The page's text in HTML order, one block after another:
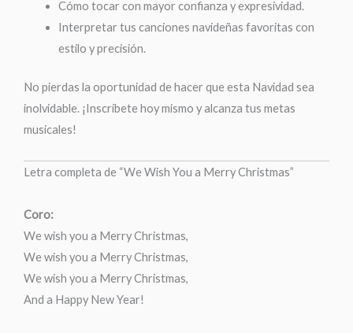
Cómo tocar con mayor confianza y expresividad.
Interpretar tus canciones navideñas favoritas con
estilo y precisión.
No pierdas la oportunidad de hacer que esta Navidad sea
inolvidable. ¡Inscríbete hoy mismo y alcanza tus metas
musicales!
Letra completa de “We Wish You a Merry Christmas”
Coro:
We wish you a Merry Christmas,
We wish you a Merry Christmas,
We wish you a Merry Christmas,
And a Happy New Year!